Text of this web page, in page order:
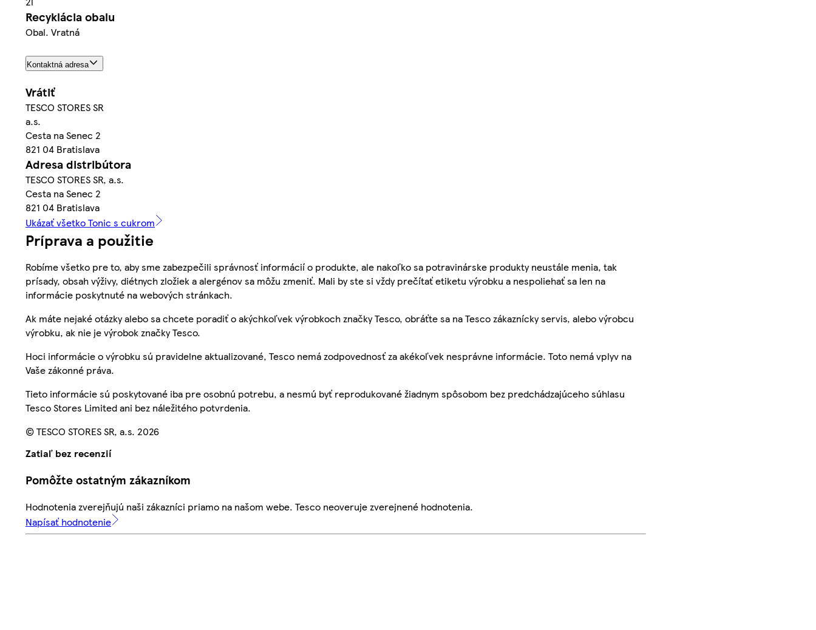
Recyklácia obalu
Obal. Vratná
Kontaktná adresa
Vrátiť
TESCO STORES SR
a.s.
Cesta na Senec 2
821 04 Bratislava
Adresa distribútora
TESCO STORES SR, a.s.
Cesta na Senec 2
821 04 Bratislava
Ukázať všetko Tonic s cukrom
Príprava a použitie
Robíme všetko pre to, aby sme zabezpečili správnosť informácií o produkte, ale nakoľko sa potravinárske produkty neustále menia, tak
prísady, obsah výživy, diétnych zložiek a alergénov sa môžu zmeniť. Mali by ste si vždy prečítať etiketu výrobku a nespoliehať sa len na
informácie poskytnuté na webových stránkach.
Ak máte nejaké otázky alebo sa chcete poradiť o akýchkoľvek výrobkoch značky Tesco, obráťte sa na Tesco zákaznícky servis, alebo výrobcu
výrobku, ak nie je výrobok značky Tesco.
Hoci informácie o výrobku sú pravidelne aktualizované, Tesco nemá zodpovednosť za akékoľvek nesprávne informácie. Toto nemá vplyv na
Vaše zákonné práva.
Tieto informácie sú poskytované iba pre osobnú potrebu, a nesmú byť reprodukované žiadnym spôsobom bez predchádzajúceho súhlasu
Tesco Stores Limited ani bez náležitého potvrdenia.
© TESCO STORES SR, a.s. 2026
Zatiaľ bez recenzií
Pomôžte ostatným zákazníkom
Hodnotenia zverejňujú naši zákazníci priamo na našom webe. Tesco neoveruje zverejnené hodnotenia.
Napísať hodnotenie